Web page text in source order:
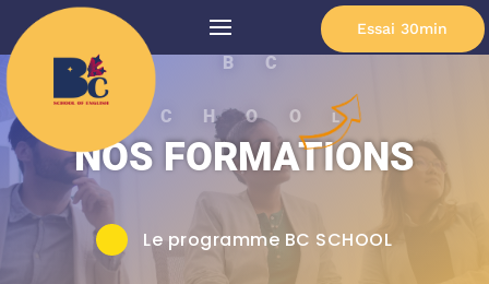
Essai 30min
BC
SCHOOL
NOS FORMATIONS
Le programme BC SCHOOL